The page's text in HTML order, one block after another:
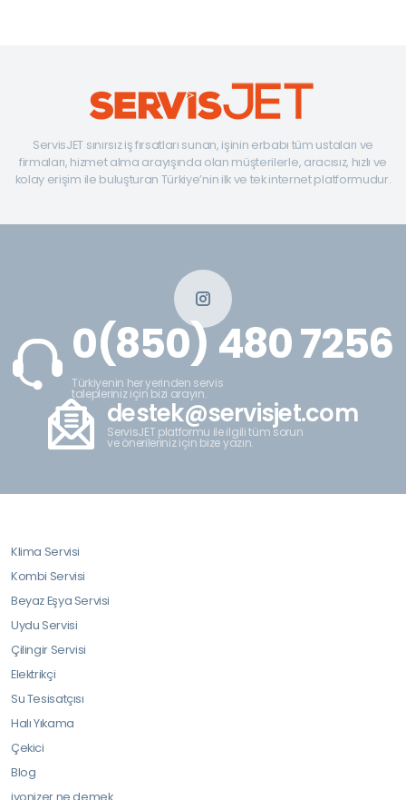
ServisJET sınırsız iş fırsatları sunan, işinin erbabı tüm ustaları ve
firmaları, hizmet alma arayışında olan müşterilerle, aracısız, hızlı ve
kolay erişim ile buluşturan Türkiye’nin ilk ve tek internet platformudur.
0(850) 480 7256
Türkiyenin her yerinden servis
talepleriniz için bizi arayın.
destek@servisjet.com
ServisJET platformu ile ilgili tüm sorun
ve önerileriniz için bize yazın.
Klima Servisi
Kombi Servisi
Beyaz Eşya Servisi
Uydu Servisi
Çilingir Servisi
Elektrikçi
Su Tesisatçısı
Halı Yıkama
Çekici
Blog
iyonizer ne demek